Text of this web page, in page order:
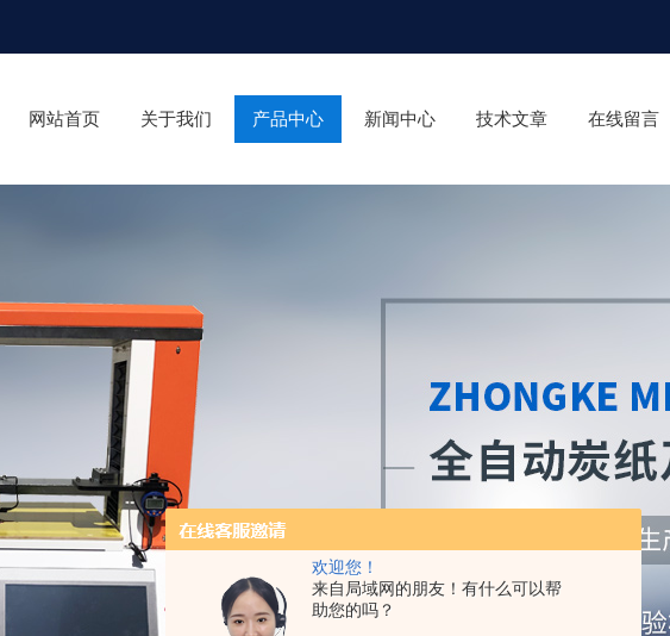
欢迎您！
来自局域网的朋友！有什么可以帮
助您的吗？
网站首页 关于我们 产品中心 新闻中心 技术文章 在线留言